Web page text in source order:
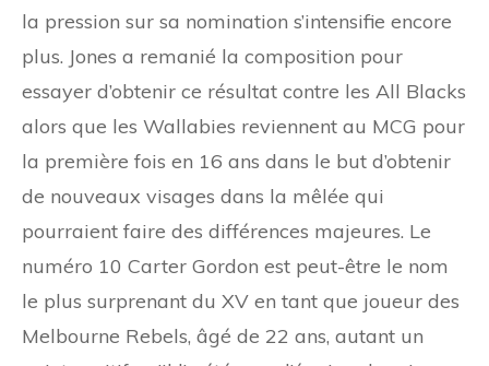
la pression sur sa nomination s’intensifie encore
plus. Jones a remanié la composition pour
essayer d’obtenir ce résultat contre les All Blacks
alors que les Wallabies reviennent au MCG pour
la première fois en 16 ans dans le but d’obtenir
de nouveaux visages dans la mêlée qui
pourraient faire des différences majeures. Le
numéro 10 Carter Gordon est peut-être le nom
le plus surprenant du XV en tant que joueur des
Melbourne Rebels, âgé de 22 ans, autant un